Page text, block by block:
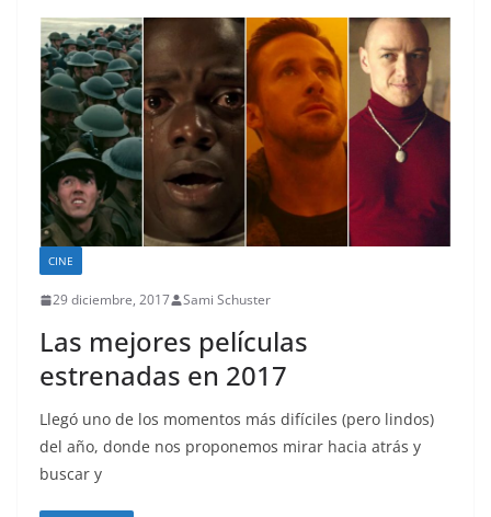
CINE
29 diciembre, 2017 Sami Schuster
Las mejores películas
estrenadas en 2017
Llegó uno de los momentos más difíciles (pero lindos)
del año, donde nos proponemos mirar hacia atrás y
buscar y